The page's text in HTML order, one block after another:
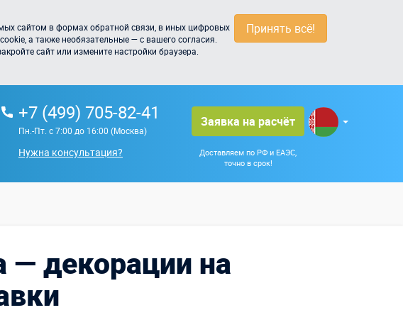
Принять всё!
сайтом в формах обратной связи, в иных цифровых
а также необязательные — с вашего согласия.
сайт или измените настройки браузера.
+7 (499) 705-82-41
Пн.-Пт. с 7:00 до 16:00 (Москва)
Нужна консультация?
Заявка на расчёт
Доставляем по РФ и ЕАЭС,
точно в срок!
— декорации на